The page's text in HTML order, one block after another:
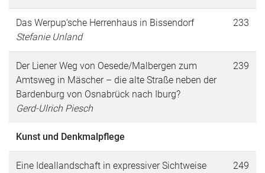
Das Werpup‘sche Herrenhaus in Bissendorf
Stefanie Unland
233
Der Liener Weg von Oesede/Malbergen zum
Amtsweg in Mäscher – die alte Straße neben der
Bardenburg von Osnabrück nach Iburg?
Gerd-Ulrich Piesch
239
Kunst und Denkmalpflege
Eine Ideallandschaft in expressiver Sichtweise
249